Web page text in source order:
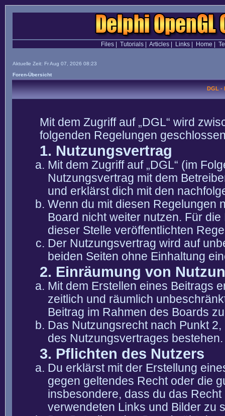
Files| Tutorials| Articles| Links| Home
Aktuelle Zeit: Fr Aug 07, 2026 08:23
Foren-Übersicht
DGL -
Mit dem Zugriff auf „DGL“ wird
folgenden Regelungen
1. Nutzungsvertrag
Mit dem Zugriff auf „DGL“ (im
Nutzungsvertrag mit dem
und erklärst dich mit den
Wenn du mit diesen Regelungen
Board nicht weiter nutzen. Für
dieser Stelle veröffentlichten
Der Nutzungsvertrag wird auf
beiden Seiten ohne Einhaltung
2. Einräumung von
Mit dem Erstellen eines Beitrags
zeitlich und räumlich
Beitrag im Rahmen des Boards
Das Nutzungsrecht nach Punkt
des Nutzungsvertrages bestehen.
3. Pflichten des Nutzers
Du erklärst mit der Erstellung
gegen geltendes Recht oder die
insbesondere, dass du das
verwendeten Links und Bilder zu